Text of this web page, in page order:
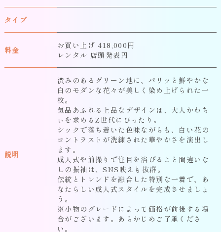
タイプ
料金
お買い上げ 418,000円
レンタル 店頭発表円
説明
渋みのあるグリーン地に、パリッと鮮やかな
白のモダンな花々が美しく染め上げられた一
枚。
気品あふれる上品なデザインは、大人かわち
ぃを求めるZ世代にぴったり。
シックで落ち着いた色味ながらも、白い花の
コントラストが洗練された華やかさを演出し
ます。
成人式や前撮りで注目を浴びること間違いな
しの振袖は、SNS映えも抜群。
伝統とトレンドを融合した特別な一着で、あ
なたらしい成人式スタイルを完成させましょ
う。
※小物のグレードによって価格が前後する場
合がございます。あらかじめご了承くださ
い。